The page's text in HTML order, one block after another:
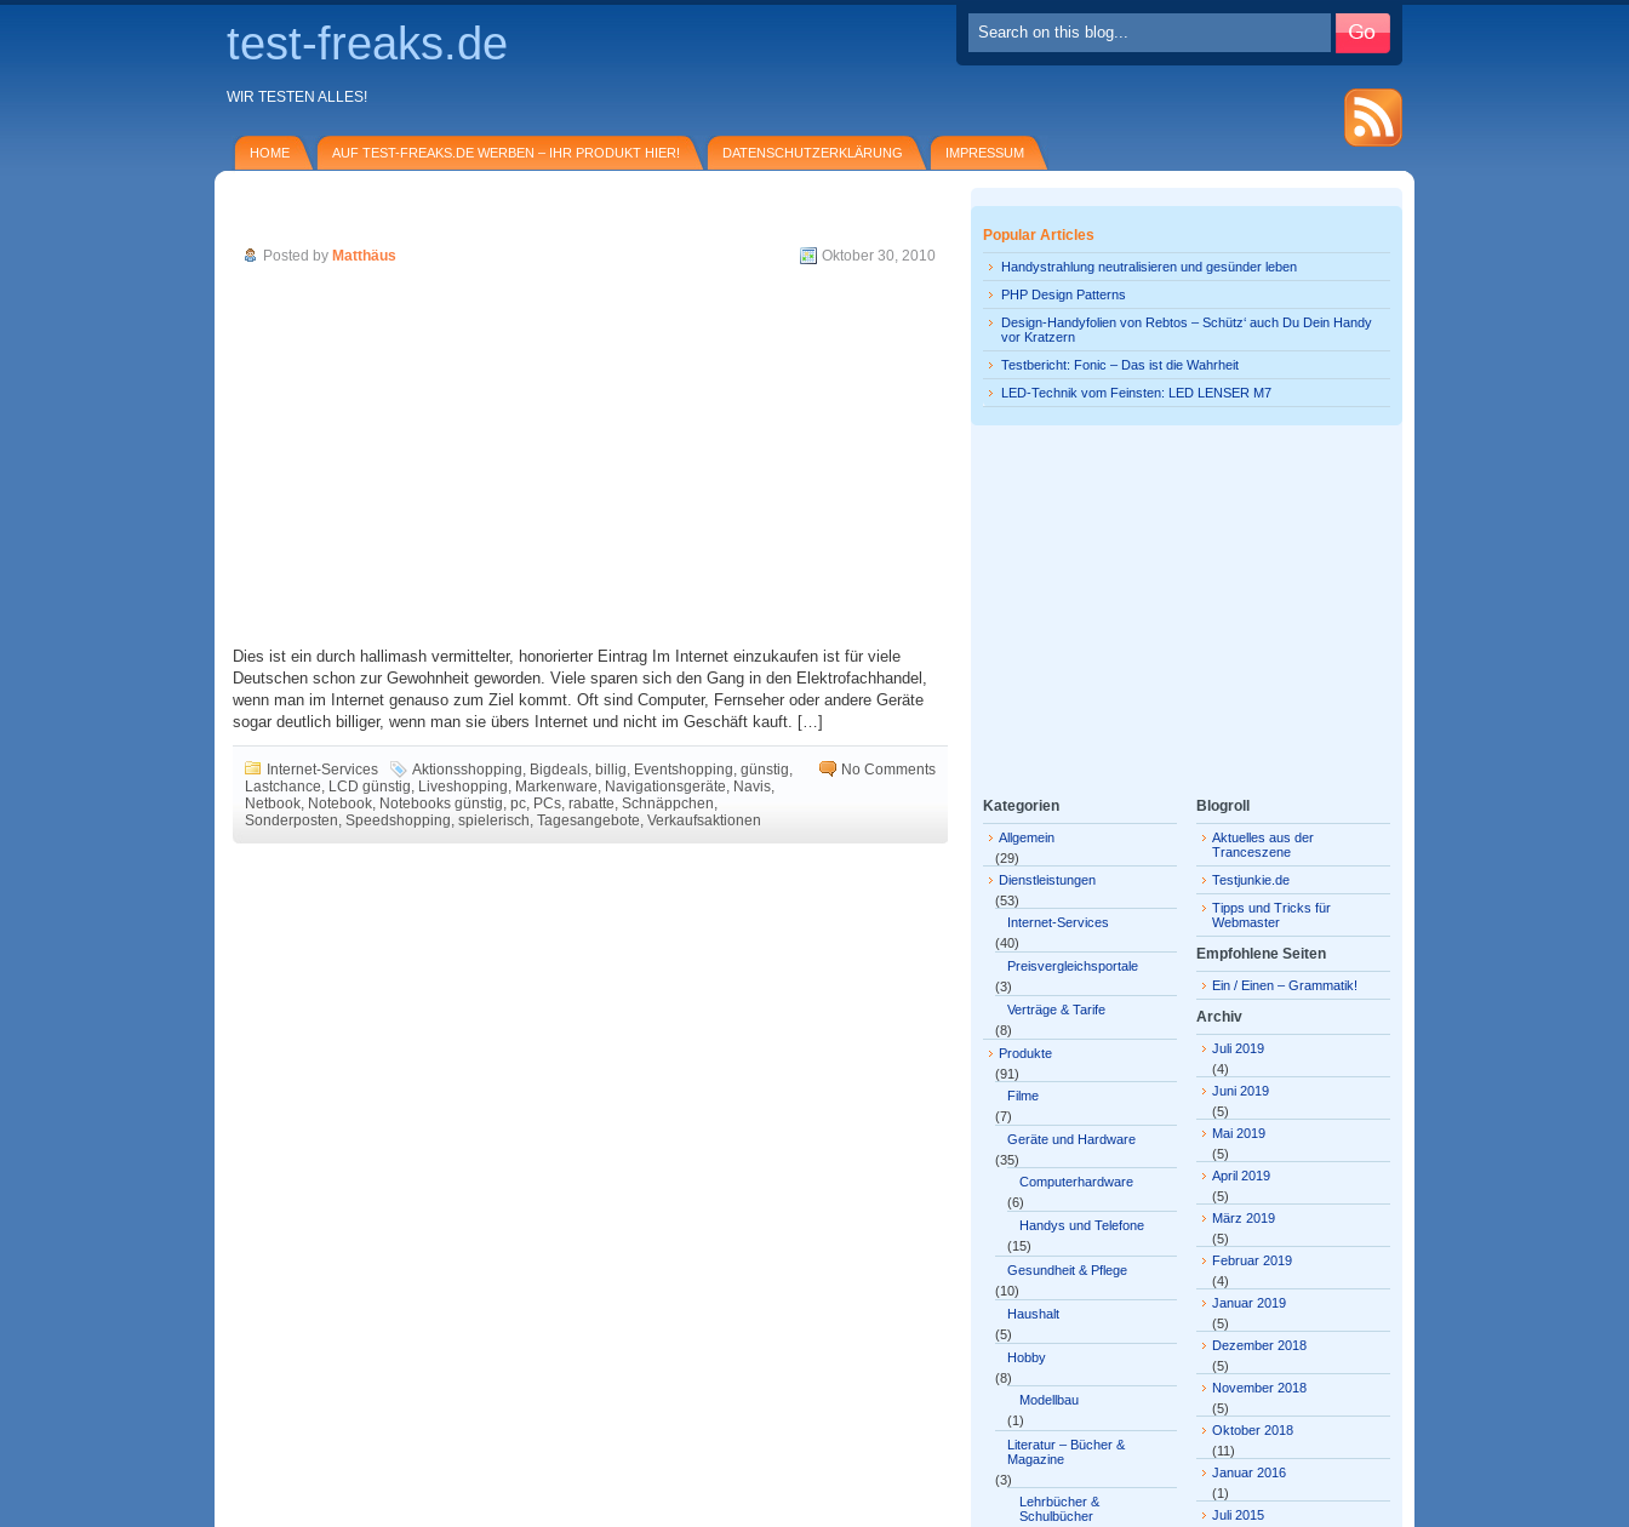
test-freaks.de
WIR TESTEN ALLES!
HOME AUF TEST-FREAKS.DE WERBEN – IHR PRODUKT HIER! DATENSCHUTZERKLÄRUNG IMPRESSUM
Posted by Matthäus Oktober 30, 2010
Dies ist ein durch hallimash vermittelter, honorierter Eintrag Im Internet einzukaufen ist für viele
Deutschen schon zur Gewohnheit geworden. Viele sparen sich den Gang in den Elektrofachhandel,
wenn man im Internet genauso zum Ziel kommt. Oft sind Computer, Fernseher oder andere Geräte
sogar deutlich billiger, wenn man sie übers Internet und nicht im Geschäft kauft. […]
Internet-Services Aktionsshopping, Bigdeals, billig, Eventshopping, günstig,
Lastchance, LCD günstig, Liveshopping, Markenware, Navigationsgeräte, Navis,
Netbook, Notebook, Notebooks günstig, pc, PCs, rabatte, Schnäppchen,
Sonderposten, Speedshopping, spielerisch, Tagesangebote, Verkaufsaktionen
No Comments
Popular Articles
Handystrahlung neutralisieren und gesünder leben
PHP Design Patterns
Design-Handyfolien von Rebtos – Schütz‘ auch Du Dein Handy
vor Kratzern
Testbericht: Fonic – Das ist die Wahrheit
LED-Technik vom Feinsten: LED LENSER M7
Kategorien
Allgemein
(29)
Dienstleistungen
(53)
Internet-Services
(40)
Preisvergleichsportale
(3)
Verträge & Tarife
(8)
Produkte
(91)
Filme
(7)
Geräte und Hardware
(35)
Computerhardware
(6)
Handys und Telefone
(15)
Gesundheit & Pflege
(10)
Haushalt
(5)
Hobby
(8)
Modellbau
(1)
Literatur – Bücher &
Magazine
(3)
Lehrbücher &
Schulbücher
Blogroll
Aktuelles aus der
Tranceszene
Testjunkie.de
Tipps und Tricks für
Webmaster
Empfohlene Seiten
Ein / Einen – Grammatik!
Archiv
Juli 2019
(4)
Juni 2019
(5)
Mai 2019
(5)
April 2019
(5)
März 2019
(5)
Februar 2019
(4)
Januar 2019
(5)
Dezember 2018
(5)
November 2018
(5)
Oktober 2018
(11)
Januar 2016
(1)
Juli 2015